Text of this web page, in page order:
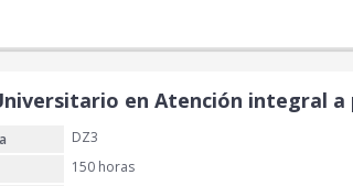
en Atención integral a
DZ3
150 horas